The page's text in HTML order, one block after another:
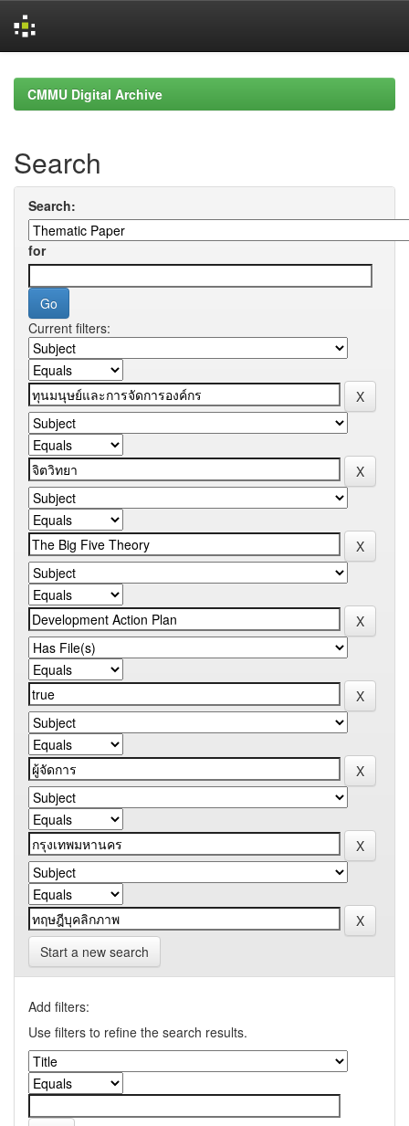
navigationCMMU Digital Archive
Search
Search:
for
Current filters:
Start a new search
Add filters:
Use filters to refine the search results.